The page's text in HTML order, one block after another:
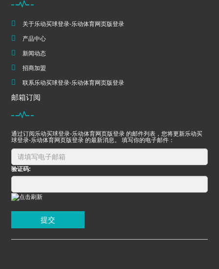
关于乐动买球登录-乐动体育网页版登录
产品中心
新闻动态
招商加盟
联系乐动买球登录-乐动体育网页版登录
邮箱订阅
通过订阅乐动买球登录-乐动体育网页版登录 的邮件列表，您将更新乐动买
球登录-乐动体育网页版登录 的最新消息。 填写你的电子邮件：
验证码:
提交